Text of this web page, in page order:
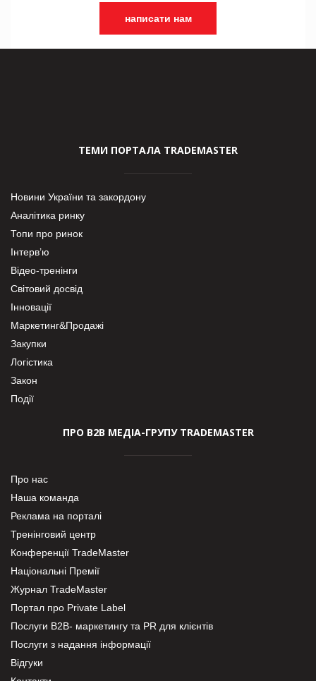
написати нам
ТЕМИ ПОРТАЛА TRADEMASTER
Новини України та закордону
Аналітика ринку
Топи про ринок
Інтерв’ю
Відео-тренінги
Світовий досвід
Інновації
Маркетинг&Продажі
Закупки
Логістика
Закон
Події
ПРО В2В МЕДІА-ГРУПУ TRADEMASTER
Про нас
Наша команда
Реклама на порталі
Тренінговий центр
Конференції TradeMaster
Національні Премії
Журнал TradeMaster
Портал про Private Label
Послуги В2В- маркетингу та PR для клієнтів
Послуги з надання інформації
Відгуки